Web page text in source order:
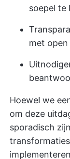
soepel te
met
Hoewel we
om deze
sporadisch